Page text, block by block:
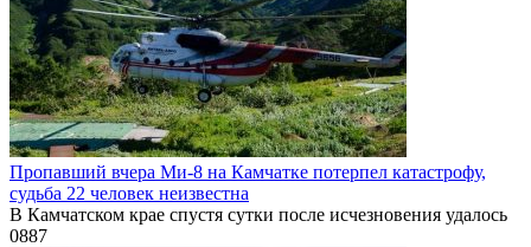
Пропавший вчера Ми-8 на Камчатке потерпел катастрофу,
судьба 22 человек неизвестна
В Камчатском крае спустя сутки после исчезновения удалось
0887